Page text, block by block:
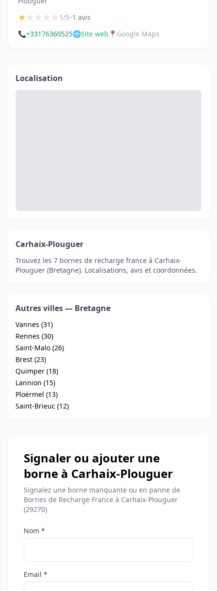
★☆☆☆☆1/5•1 avis
📞+33176360525🌐Site web 📍 Google Maps
Localisation
Carhaix-Plouguer
Trouvez les 7 bornes de recharge france à Carhaix-
Plouguer (Bretagne). Localisations, avis et coordonnées.
Autres villes — Bretagne
Vannes (31)
Rennes (30)
Saint-Malo (26)
Brest (23)
Quimper (18)
Lannion (15)
Ploërmel (13)
Saint-Brieuc (12)
Signaler ou ajouter une
borne à Carhaix-Plouguer
Signalez une borne manquante ou en panne de
Bornes de Recharge France à Carhaix-Plouguer
(29270)
Nom *
Email *